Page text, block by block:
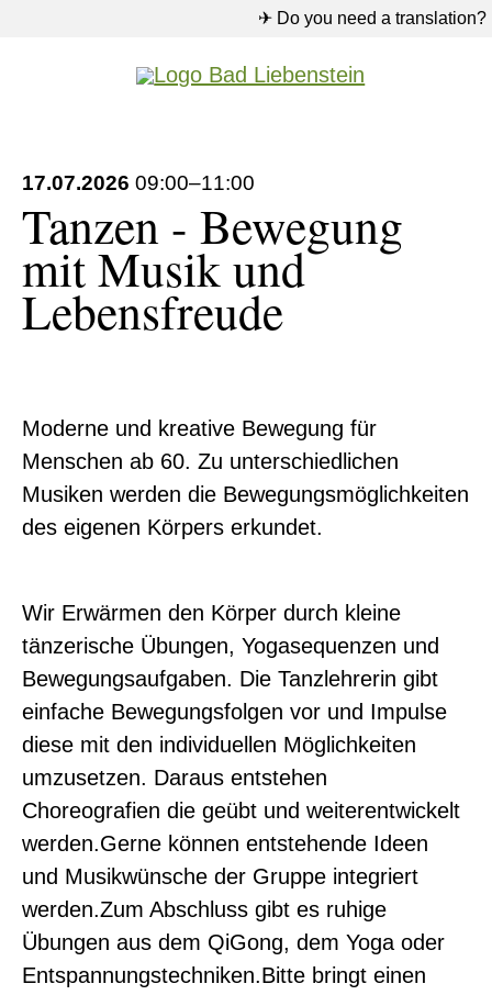
✈ Do you need a translation?
17.07.2026 09:00–11:00
Tanzen - Bewegung
mit Musik und
Lebensfreude
Moderne und kreative Bewegung für
Menschen ab 60. Zu unterschiedlichen
Musiken werden die Bewegungsmöglichkeiten
des eigenen Körpers erkundet.
Wir Erwärmen den Körper durch kleine
tänzerische Übungen, Yogasequenzen und
Bewegungsaufgaben. Die Tanzlehrerin gibt
einfache Bewegungsfolgen vor und Impulse
diese mit den individuellen Möglichkeiten
umzusetzen. Daraus entstehen
Choreografien die geübt und weiterentwickelt
werden.Gerne können entstehende Ideen
und Musikwünsche der Gruppe integriert
werden.Zum Abschluss gibt es ruhige
Übungen aus dem QiGong, dem Yoga oder
Entspannungstechniken.Bitte bringt einen